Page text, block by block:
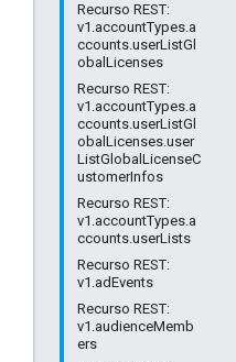
Recurso REST:
v1.accountTypes.a
ccounts.userListGl
obalLicenses
Recurso REST:
v1.accountTypes.a
ccounts.userListGl
obalLicenses.user
ListGlobalLicenseC
ustomerInfos
Recurso REST:
v1.accountTypes.a
ccounts.userLists
Recurso REST:
v1.adEvents
Recurso REST:
v1.audienceMemb
ers